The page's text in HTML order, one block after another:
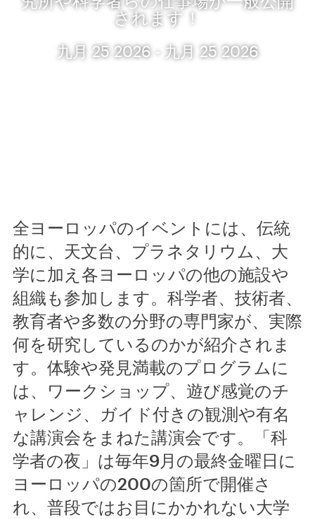
されます！
九月 25 2026 - 九月 25 2026
全ヨーロッパのイベントには、伝統
的に、天文台、プラネタリウム、大
学に加え各ヨーロッパの他の施設や
組織も参加します。科学者、技術者、
教育者や多数の分野の専門家が、実際
何を研究しているのかが紹介されま
す。体験や発見満載のプログラムに
は、ワークショップ、遊び感覚のチ
ャレンジ、ガイド付きの観測や有名
な講演会をまねた講演会です。「科
学者の夜」は毎年9月の最終金曜日に
ヨーロッパの200の箇所で開催さ
れ、普段ではお目にかかれない大学